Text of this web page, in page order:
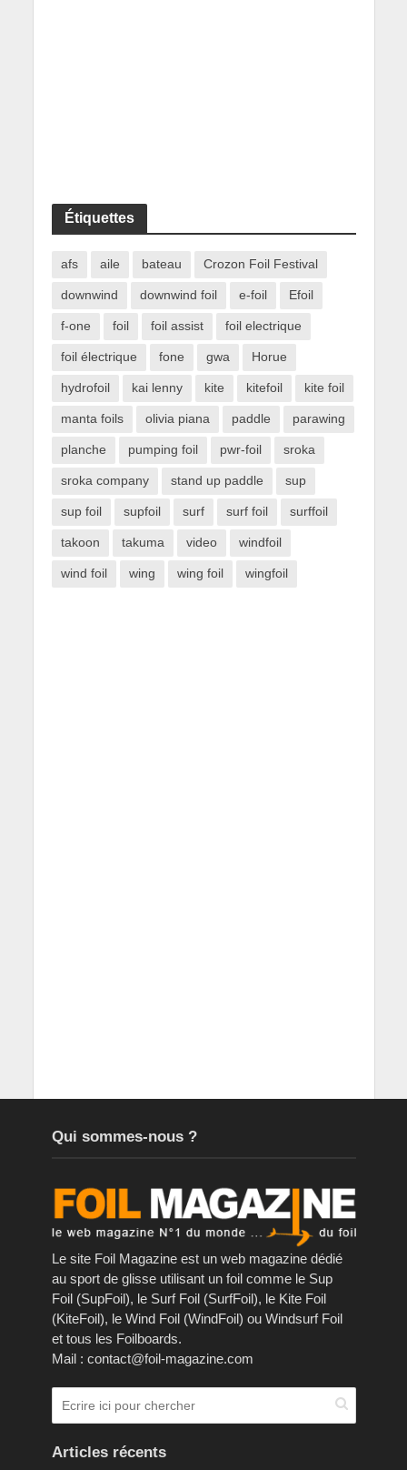
Étiquettes
afs aile bateau Crozon Foil Festival
downwind downwind foil e-foil Efoil
f-one foil foil assist foil electrique
foil électrique fone gwa Horue
hydrofoil kai lenny kite kitefoil kite foil
manta foils olivia piana paddle parawing
planche pumping foil pwr-foil sroka
sroka company stand up paddle sup
sup foil supfoil surf surf foil surffoil
takoon takuma video windfoil
wind foil wing wing foil wingfoil
Qui sommes-nous ?
Le site Foil Magazine est un web magazine dédié
au sport de glisse utilisant un foil comme le Sup
Foil (SupFoil), le Surf Foil (SurfFoil), le Kite Foil
(KiteFoil), le Wind Foil (WindFoil) ou Windsurf Foil
et tous les Foilboards.
Mail : contact@foil-magazine.com
Articles récents